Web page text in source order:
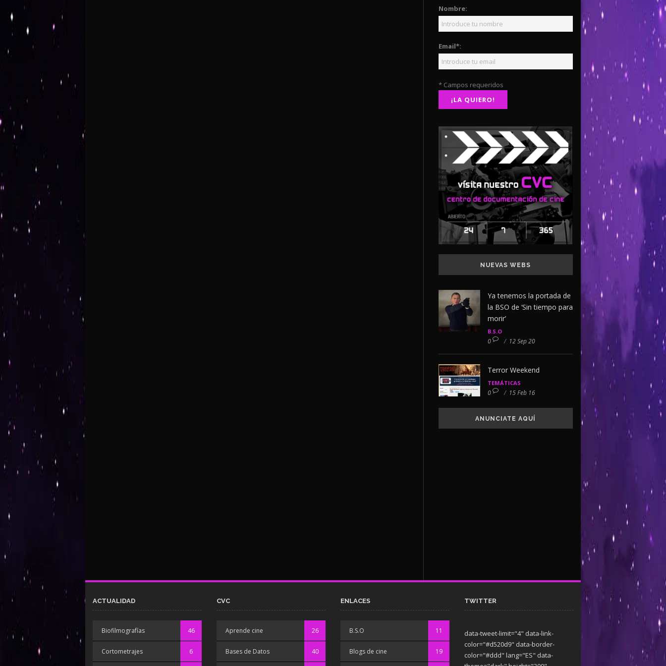
Nombre:
Email*:
* Campos requeridos
NUEVAS WEBS
Ya tenemos la portada de
la BSO de ‘Sin tiempo para
morir’
B.S.O
0 / 12 Sep 20
Terror Weekend
TEMÁTICAS
0 / 15 Feb 16
ANUNCIATE AQUÍ
ACTUALIDAD
Biofilmografías 46
Cortometrajes 6
CVC
Aprende cine 26
Bases de Datos 40
ENLACES
B.S.O 11
Blogs de cine 19
TWITTER
data-tweet-limit="4" data-link-
color="#d520d9" data-border-
color="#ddd" lang="ES" data-